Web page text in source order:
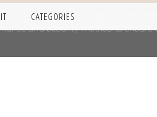
CATEGORIES
its services and to analyze
and security metrics to ensure